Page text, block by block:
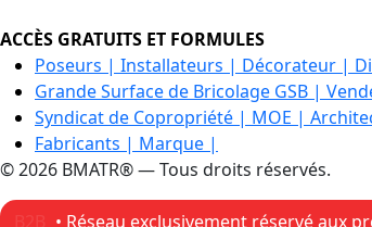
ACCÈS GRATUITS ET FORMULES
Poseurs | Installateurs | Décorateur |
Grande Surface de Bricolage GSB |
Syndicat de Copropriété | MOE |
Fabricants | Marque |
© 2026 BMATR® — Tous droits réservés.
• Réseau exclusivement réservé aux